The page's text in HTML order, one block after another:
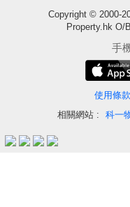
體
体
Copyright © 2000-
Property.hk O/
手
使用條款
相關網站 :
科一